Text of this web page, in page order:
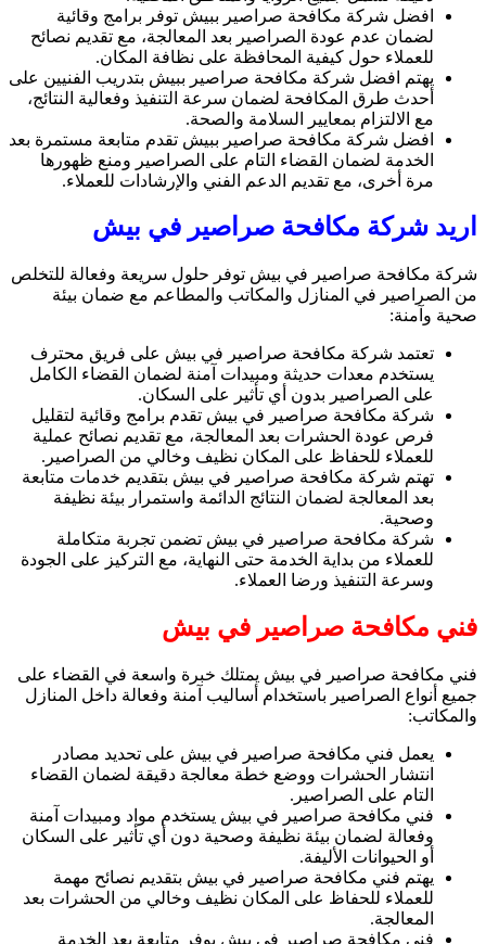
افضل شركة مكافحة صراصير ببيش توفر برامج وقائية
لضمان عدم عودة الصراصير بعد المعالجة، مع تقديم نصائح
للعملاء حول كيفية المحافظة على نظافة المكان.
يهتم افضل شركة مكافحة صراصير ببيش بتدريب الفنيين على
أحدث طرق المكافحة لضمان سرعة التنفيذ وفعالية النتائج،
مع الالتزام بمعايير السلامة والصحة.
افضل شركة مكافحة صراصير ببيش تقدم متابعة مستمرة بعد
الخدمة لضمان القضاء التام على الصراصير ومنع ظهورها
مرة أخرى، مع تقديم الدعم الفني والإرشادات للعملاء.
اريد شركة مكافحة صراصير في بيش
شركة مكافحة صراصير في بيش توفر حلول سريعة وفعالة للتخلص
من الصراصير في المنازل والمكاتب والمطاعم مع ضمان بيئة
صحية وآمنة:
تعتمد شركة مكافحة صراصير في بيش على فريق محترف
يستخدم معدات حديثة ومبيدات آمنة لضمان القضاء الكامل
على الصراصير بدون أي تأثير على السكان.
شركة مكافحة صراصير في بيش تقدم برامج وقائية لتقليل
فرص عودة الحشرات بعد المعالجة، مع تقديم نصائح عملية
للعملاء للحفاظ على المكان نظيف وخالي من الصراصير.
تهتم شركة مكافحة صراصير في بيش بتقديم خدمات متابعة
بعد المعالجة لضمان النتائج الدائمة واستمرار بيئة نظيفة
وصحية.
شركة مكافحة صراصير في بيش تضمن تجربة متكاملة
للعملاء من بداية الخدمة حتى النهاية، مع التركيز على الجودة
وسرعة التنفيذ ورضا العملاء.
فني مكافحة صراصير في بيش
فني مكافحة صراصير في بيش يمتلك خبرة واسعة في القضاء على
جميع أنواع الصراصير باستخدام أساليب آمنة وفعالة داخل المنازل
والمكاتب:
يعمل فني مكافحة صراصير في بيش على تحديد مصادر
انتشار الحشرات ووضع خطة معالجة دقيقة لضمان القضاء
التام على الصراصير.
فني مكافحة صراصير في بيش يستخدم مواد ومبيدات آمنة
وفعالة لضمان بيئة نظيفة وصحية دون أي تأثير على السكان
أو الحيوانات الأليفة.
يهتم فني مكافحة صراصير في بيش بتقديم نصائح مهمة
للعملاء للحفاظ على المكان نظيف وخالي من الحشرات بعد
المعالجة.
فني مكافحة صراصير في بيش يوفر متابعة بعد الخدمة